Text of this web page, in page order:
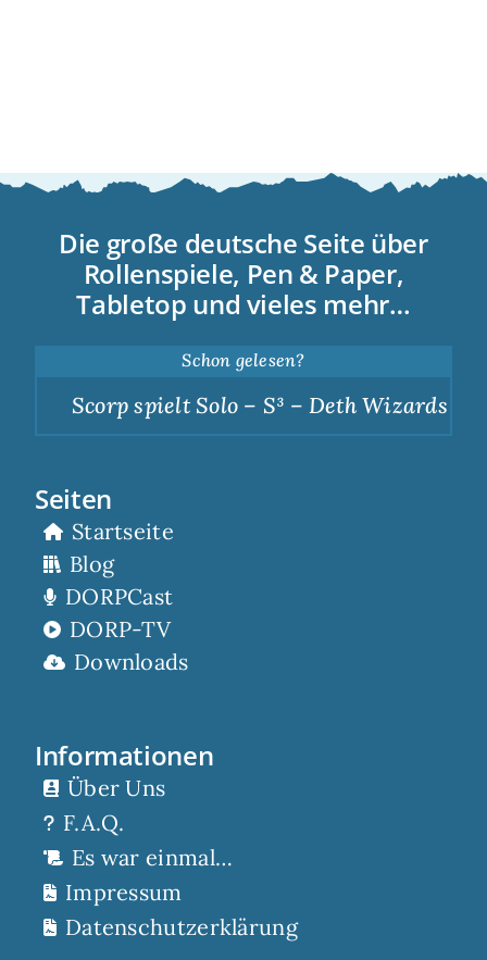
Die große deutsche Seite über
Rollenspiele, Pen & Paper,
Tabletop und vieles mehr…
Schon gelesen?
Scorp spielt Solo – S³ – Deth Wizards –
Seiten
Startseite
Blog
DORPCast
DORP-TV
Downloads
Informationen
Über Uns
F.A.Q.
Es war einmal…
Impressum
Datenschutzerklärung